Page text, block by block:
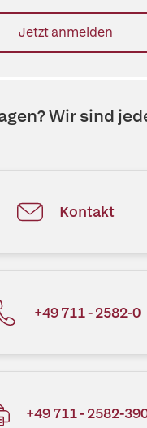
Jetzt anmelden
Wir sind
Kontakt
+49 711 - 2582-0
+49 711 - 2582-